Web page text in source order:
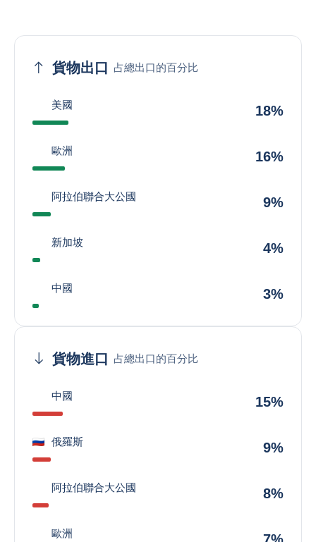
貨物出口 占總出口的百分比
美國 18%
歐洲 16%
阿拉伯聯合大公國 9%
新加坡 4%
中國 3%
貨物進口 占總出口的百分比
中國 15%
俄羅斯 9%
阿拉伯聯合大公國 8%
歐洲